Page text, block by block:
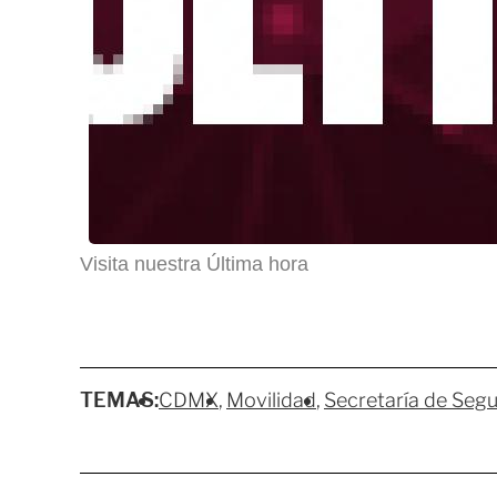
Visita nuestra Última hora
TEMAS:CDMX Movilidad Secretaría de